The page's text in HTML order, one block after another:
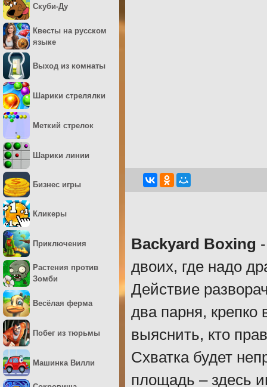
Backyard Boxing
двоих, где надо
Действие
два парня,
выяснить, кто
Схватка будет
площадь – здесь
Скуби-Ду
Квесты на русском
языке
Выход из комнаты
Шарики стрелялки
Меткий стрелок
Шарики линии
Бизнес игры
Кликеры
Приключения
Растения против
Зомби
Весёлая ферма
Побег из тюрьмы
Машинка Вилли